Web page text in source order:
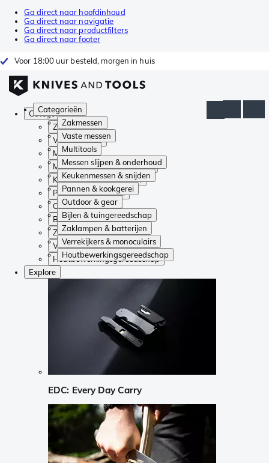
Ga direct naar hoofdinhoud
Ga direct naar navigatie
Ga direct naar productfilters
Ga direct naar footer
Voor 18:00 uur besteld, morgen in huis
Categorieën
Zakmessen
Vaste messen
Multitools
Messen slijpen & onderhoud
Keukenmessen & snijden
Pannen & kookgerei
Outdoor & gear
Bijlen & tuingereedschap
Zaklampen & batterijen
Verrekijkers & monoculairs
Houtbewerkingsgereedschap
Categorieën
Zakmessen
Vaste messen
Multitools
Messen slijpen & onderhoud
Keukenmessen & snijden
Pannen & kookgerei
Outdoor & gear
Bijlen & tuingereedschap
Zaklampen & batterijen
Verrekijkers & monoculairs
Houtbewerkingsgereedschap
Explore
EDC: Every Day Carry